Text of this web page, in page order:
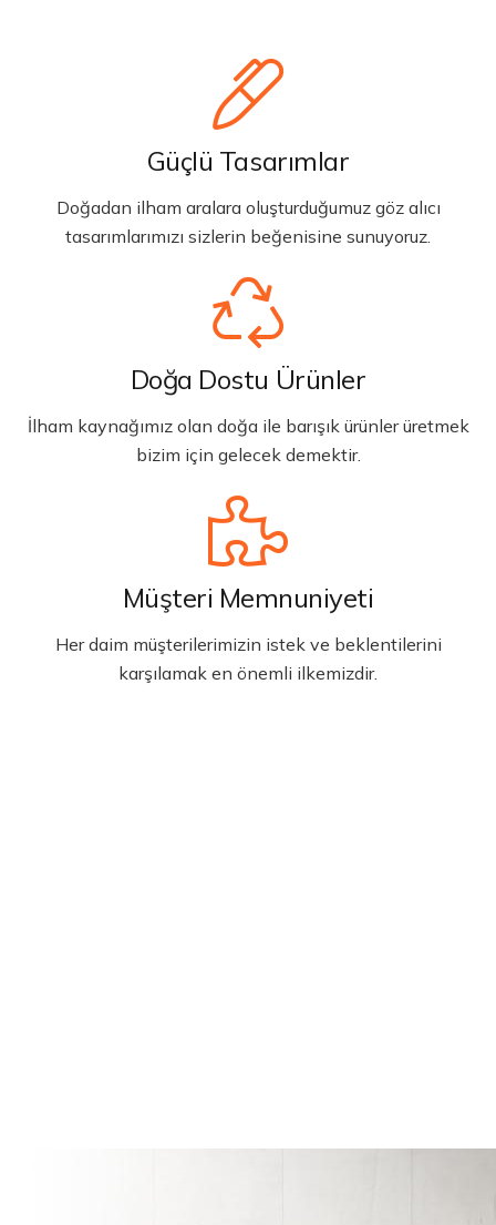
Güçlü Tasarımlar
Doğadan ilham aralara oluşturduğumuz göz alıcı
tasarımlarımızı sizlerin beğenisine sunuyoruz.
Doğa Dostu Ürünler
İlham kaynağımız olan doğa ile barışık ürünler üretmek
bizim için gelecek demektir.
Müşteri Memnuniyeti
Her daim müşterilerimizin istek ve beklentilerini
karşılamak en önemli ilkemizdir.